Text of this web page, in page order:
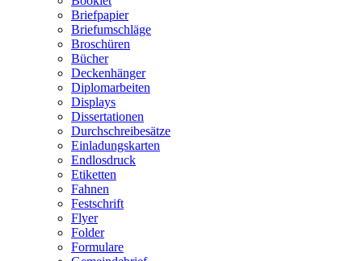
Briefpapier
Briefumschläge
Broschüren
Bücher
Deckenhänger
Diplomarbeiten
Displays
Dissertationen
Durchschreibesätze
Einladungskarten
Endlosdruck
Etiketten
Fahnen
Festschrift
Flyer
Folder
Formulare